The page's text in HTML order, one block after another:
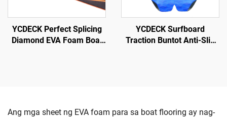
YCDECK Perfect Splicing
Diamond EVA Foam Boat
YCDECK Surfboard
Traction Buntot Anti-Slip
Ang mga sheet ng EVA foam para sa boat flooring ay nag-